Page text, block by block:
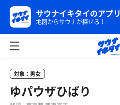
サウナイキタイのアプリ
地図からサウナが探せる！
対象：男女
ゆパウザひばり